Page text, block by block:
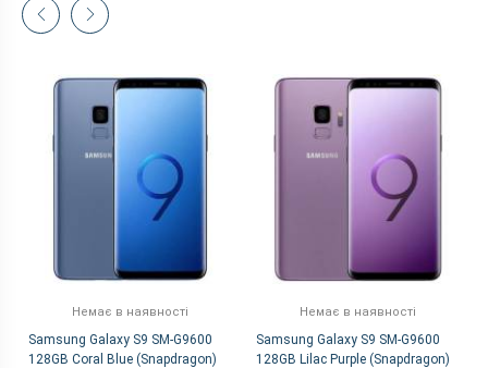
Немає в наявності
Samsung Galaxy S9 SM-G9600
128GB Coral Blue (Snapdragon)
Немає в наявності
Samsung Galaxy S9 SM-G9600
128GB Lilac Purple (Snapdragon)